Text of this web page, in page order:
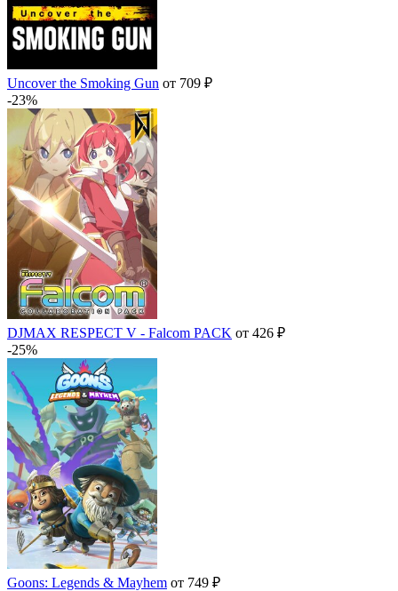
Uncover the Smoking Gun от 709 ₽
-23%
DJMAX RESPECT V - Falcom PACK от 426 ₽
-25%
Goons: Legends & Mayhem от 749 ₽